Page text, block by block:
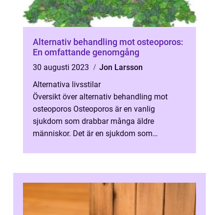
Alternativ behandling mot osteoporos:
En omfattande genomgång
30 augusti 2023
Jon Larsson
Alternativa livsstilar
Översikt över alternativ behandling mot
osteoporos Osteoporos är en vanlig
sjukdom som drabbar många äldre
människor. Det är en sjukdom som